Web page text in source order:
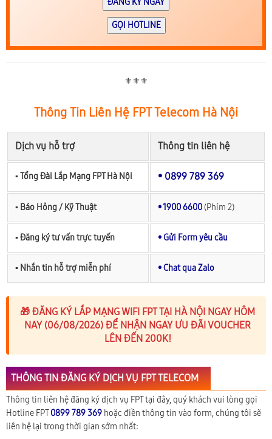
ĐĂNG KÝ NGAY
GỌI HOTLINE
⚜️⚜️⚜️
Thông Tin Liên Hệ FPT Telecom Hà Nội
Dịch vụ hỗ trợ Thông tin liên hệ
▪︎ Tổng Đài Lắp Mạng FPT Hà Nội • 0899 789 369
▪︎ Báo Hỏng / Kỹ Thuật • 1900 6600 (Phím 2)
▪︎ Đăng ký tư vấn trực tuyến • Gửi Form yêu cầu
▪︎ Nhắn tin hỗ trợ miễn phí • Chat qua Zalo
🎁 ĐĂNG KÝ LẮP MẠNG WIFI FPT TẠI HÀ NỘI NGAY HÔM
NAY (06/08/2026) ĐỂ NHẬN NGAY ƯU ĐÃI VOUCHER
LÊN ĐẾN 200K!
THÔNG TIN ĐĂNG KÝ DỊCH VỤ FPT TELECOM
Thông tin liên hệ đăng ký dịch vụ FPT tại đây, quý khách vui lòng gọi
Hotline FPT0899 789 369 hoặc điền thông tin vào form, chúng tôi sẽ
liên hệ lại trong thời gian sớm nhất: